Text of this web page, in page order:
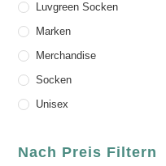
Luvgreen Socken
Marken
Merchandise
Socken
Unisex
Nach Preis Filtern